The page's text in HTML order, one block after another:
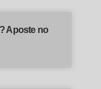
Aposte no